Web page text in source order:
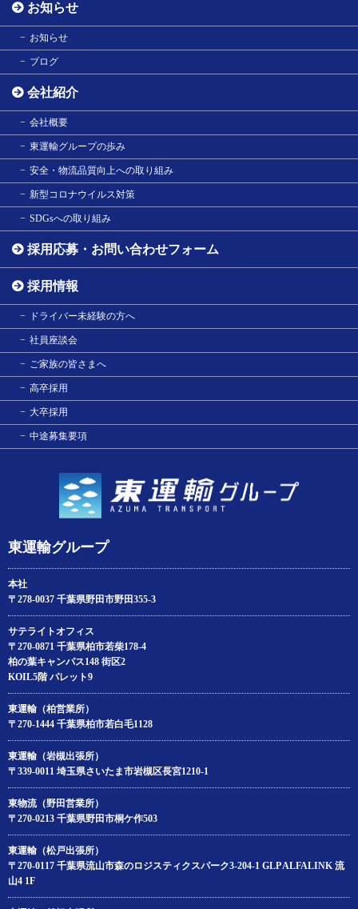
東運輸グループ
本社
〒278-0037 千葉県野田市野田355-3
サテライトオフィス
〒270-0871 千葉県柏市若柴178‐4
柏の葉キャンパス148 街区2
KOIL5階 パレット9
東運輸（柏営業所）
〒270-1444 千葉県柏市若白毛1128
東運輸（岩槻出張所）
〒339-0011 埼玉県さいたま市岩槻区長宮1210-1
東物流（野田営業所）
〒270-0213 千葉県野田市桐ケ作503
東運輸（松戸出張所）
〒270-0117 千葉県流山市森のロジスティクスパーク3-204‐1 GLP ALFALINK 流
山4 1F
お知らせ
お知らせ
ブログ
会社紹介
会社概要
東運輸グループの歩み
安全・物流品質向上への取り組み
新型コロナウイルス対策
SDGsへの取り組み
採用応募・お問い合わせフォーム
採用情報
ドライバー未経験の方へ
社員座談会
ご家族の皆さまへ
高卒採用
大卒採用
中途募集要項